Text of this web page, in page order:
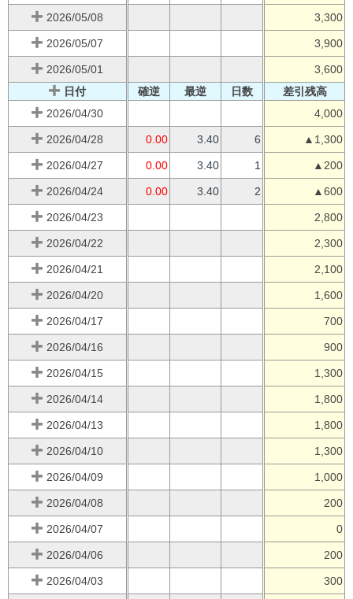
2026/05/08 3,300
2026/05/07 3,900
2026/05/01
3,600
日付
確逆 最逆 日数
差引残高
2026/04/30
4,000
2026/04/28 0.00 3.40 6 ▲1,300
2026/04/27 0.00 3.40 1 ▲200
2026/04/24 0.00 3.40 2 ▲600
2026/04/23 2,800
2026/04/22 2,300
2026/04/21 2,100
2026/04/20 1,600
2026/04/17 700
2026/04/16 900
2026/04/15 1,300
2026/04/14 1,800
2026/04/13 1,800
2026/04/10 1,300
2026/04/09 1,000
2026/04/08 200
2026/04/07 0
2026/04/06 200
2026/04/03 300